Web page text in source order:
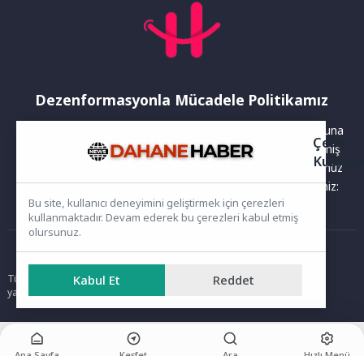
Dezenformasyonla Mücadele Politikamız
Yayınlanan haberler doğruluk ilkesi gözetilerek hazırlanır. Buna
rağmen bazı içeriklerde eksik, hatalı veya güncelliğini yitirmiş
bilgiler bulunabilir.Yanlış veya yanıltıcı olduğunu düşündüğünüz
haberleri aşağıdaki iletişim kanallarından bize bildirebilirsiniz:
Ana Sayfa
Tüm hakları saklıdır. Sitede yer alan içerikler izinsiz kopyalanamaz,
yayımlanamaz ve kullanılamaz.
Çerez
Bu site, kullanıcı deneyimini geliştirmek için çerezleri
kullanmaktadır. Devam ederek bu çerezleri kabul etmiş
olursunuz.
Kabul Et Reddet